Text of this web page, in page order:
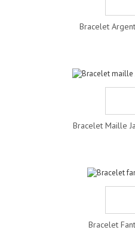
Bracelet
Bracelet Maille
Bracelet